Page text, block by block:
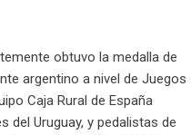
obtuvo la medalla de
argentino a nivel de Juegos
Caja Rural de España
Uruguay, y pedalistas de